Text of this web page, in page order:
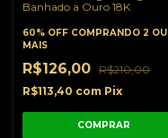
Banhado a Ouro 18K
60% OFF COMPRANDO 2 OU
MAIS
R$126,00 R$210,00
R$113,40 com Pix
COMPRAR